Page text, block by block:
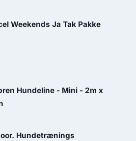
Weekends Ja Tak Pakke
Hundeline - Mini - 2m x
Hundetrænings